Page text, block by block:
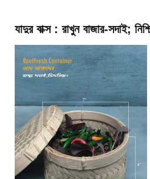
যাদুর বাক্স : রাখুন বাজার-সদাই;